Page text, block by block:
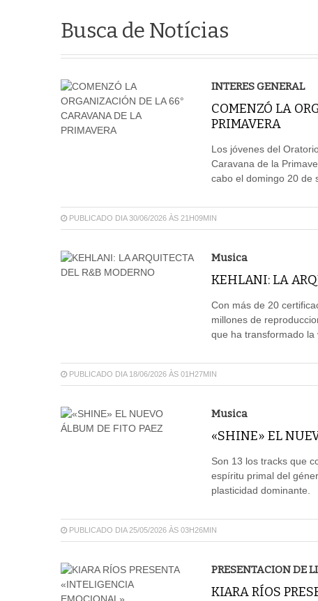
Busca de Notícias
INTERES GENERAL
COMENZÓ LA
PRIMAVERA
Los jóvenes del
Caravana de la
cabo el domingo 20 de
PUBLICADO DIA 30/06/2026 ÀS 21H09MIN
Musica
KEHLANI: LA
Con más de 20
millones de
que ha transformado la
PUBLICADO DIA 18/06/2026 ÀS 01H27MIN
Musica
«SHINE» EL
Son 13 los tracks que
espíritu primal del
plasticidad dominante.
PUBLICADO DIA 25/05/2026 ÀS 03H26MIN
PRESENTACION DE
KIARA RÍOS